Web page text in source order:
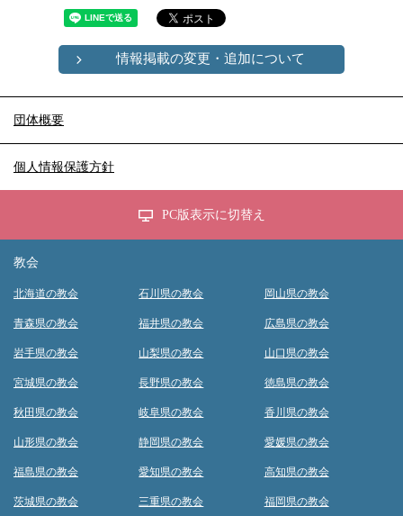
情報掲載の変更・追加について
団体概要
個人情報保護方針
PC版表示に切替え
教会
北海道の教会
青森県の教会
岩手県の教会
宮城県の教会
秋田県の教会
山形県の教会
福島県の教会
茨城県の教会
石川県の教会
福井県の教会
山梨県の教会
長野県の教会
岐阜県の教会
静岡県の教会
愛知県の教会
三重県の教会
岡山県の教会
広島県の教会
山口県の教会
徳島県の教会
香川県の教会
愛媛県の教会
高知県の教会
福岡県の教会